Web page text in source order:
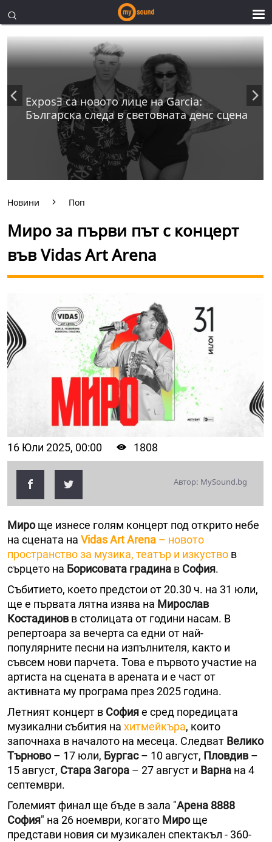
ExposƎ са новото лице на Garcia:
Българска следа в световната денс сцена
Новини Поп
Миро за първи път с концерт
във Vidas Art Arena
16 Юли 2025, 00:00 1808
Автор: MySound.bg
Мироще изнесе голям концерт под открито небе
на сцената на Vidas Art Arena – новото
пространство за музика, театър и изкуство в
сърцето на Борисовата градина в София.
Събитието, което предстои от 20.30 ч. на 31 юли,
ще е първата лятна изява на Мирослав
Костадинов в столицата от години насам. В
репертоара за вечерта са едни от най-
популярните песни на изпълнителя, както и
съвсем нови парчета. Това е първото участие на
артиста на сцената в арената и е част от
активната му програма през 2025 година.
Летният концерт в Софияе сред поредицата
музикални събития на хитмейкъра, които
започнаха в началото на месеца. Следват Велико
Търново– 17 юли, Бургас– 10 август, Пловдив –
15 август, Стара Загора – 27 август и Варна на 4
септември.
Големият финал ще бъде в зала "Арена 8888
София" на 26 ноември, когато Мироще
представи новия си музикален спектакъл - 360-